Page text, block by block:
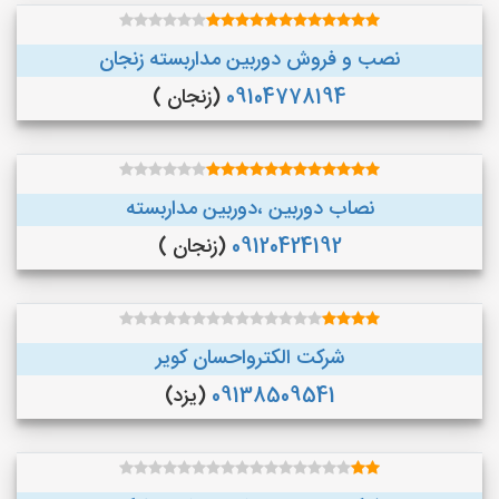
نصب و فروش دوربین مداربسته زنجان
09104778194 (زنجان )
نصاب دوربین ،دوربین مداربسته
09120424192 (زنجان )
شرکت الکترواحسان کویر
09138509541 (یزد)